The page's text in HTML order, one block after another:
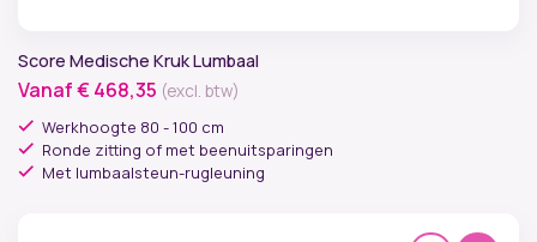
Score Medische Kruk Lumbaal
Vanaf€ 468,35 (excl. btw)
Werkhoogte 80 - 100 cm
Ronde zitting of met beenuitsparingen
Met lumbaalsteun-rugleuning